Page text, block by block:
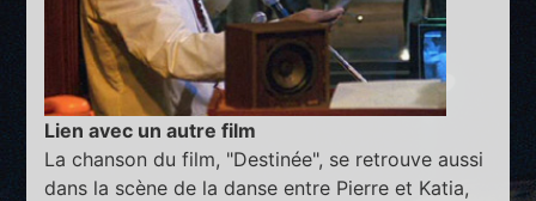
Lien avec un autre film
La chanson du film, "Destinée", se retrouve aussi
dans la scène de la danse entre Pierre et Katia,